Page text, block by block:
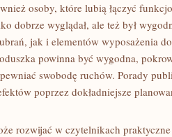
osoby, które lubią łączyć
dobrze wyglądał, ale też był
jak i elementów wyposażenia
powinna być wygodna,
swobodę ruchów. Porady
poprzez dokładniejsze
rozwijać w czytelnikach